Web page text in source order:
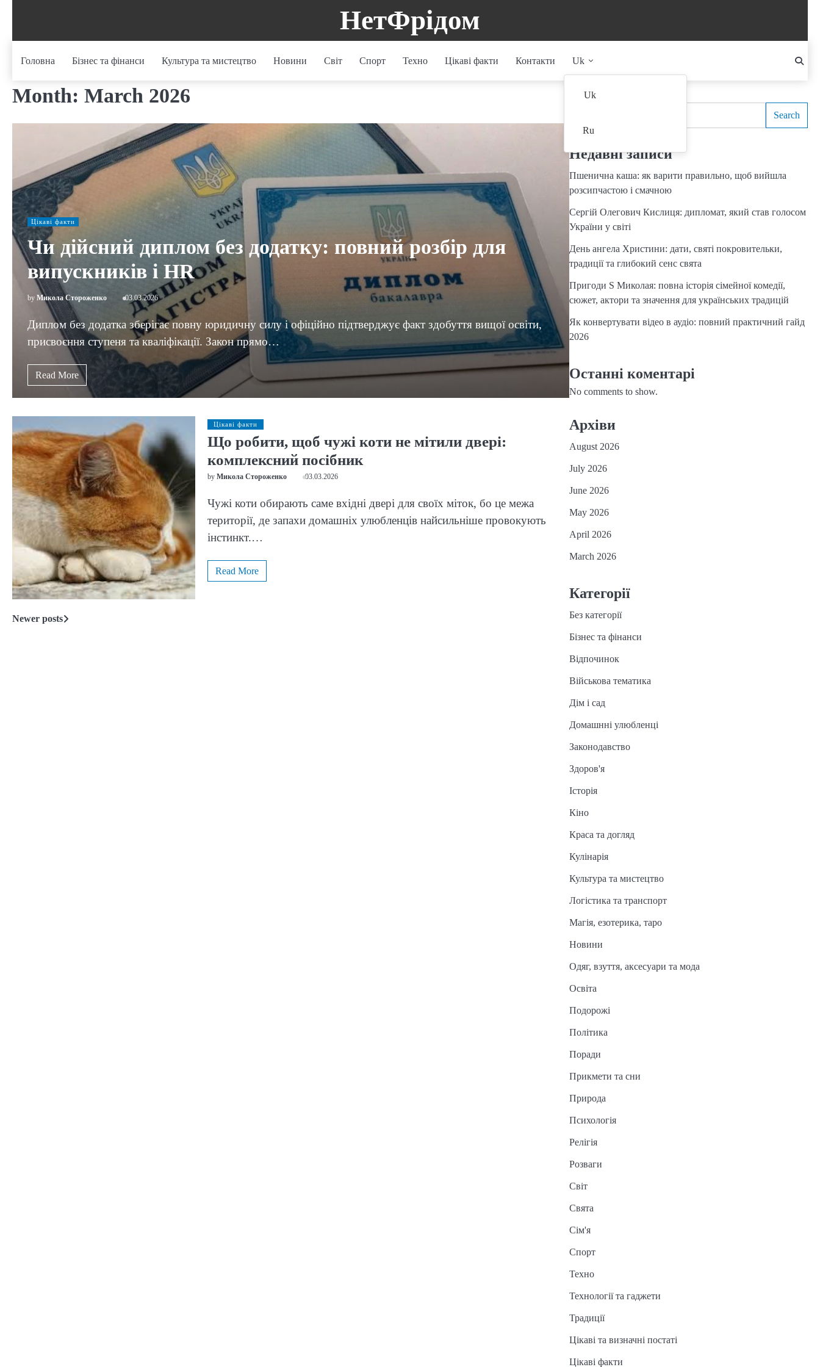
НетФрідом
Головна Бізнес та фінанси Культура та мистецтво Новини Світ Спорт Техно Цікаві факти Контакти Uk
Uk
Ru
Month: March 2026
Цікаві факти
Чи дійсний диплом без додатку: повний розбір для
випускників і HR
by Микола Стороженко 03.03.2026
Диплом без додатка зберігає повну юридичну силу і офіційно підтверджує факт здобуття вищої освіти,
присвоєння ступеня та кваліфікації. Закон прямо…
Read More
Цікаві факти
Що робити, щоб чужі коти не мітили двері:
комплексний посібник
by Микола Стороженко 03.03.2026
Чужі коти обирають саме вхідні двері для своїх міток, бо це межа
території, де запахи домашніх улюбленців найсильніше провокують
інстинкт.…
Read More
Posts
Newer posts
Search
Недавні записи
Пшенична каша: як варити правильно, щоб вийшла
розсипчастою і смачною
Сергій Олегович Кислиця: дипломат, який став голосом
України у світі
День ангела Христини: дати, святі покровительки,
традиції та глибокий сенс свята
Пригоди S Миколая: повна історія сімейної комедії,
сюжет, актори та значення для українських традицій
Як конвертувати відео в аудіо: повний практичний гайд
2026
Останні коментарі
No comments to show.
Архіви
August 2026
July 2026
June 2026
May 2026
April 2026
March 2026
Категорії
Без категорії
Бізнес та фінанси
Відпочинок
Військова тематика
Дім і сад
Домашнні улюбленці
Законодавство
Здоров'я
Історія
Кіно
Краса та догляд
Кулінарія
Культура та мистецтво
Логістика та транспорт
Магія, езотерика, таро
Новини
Одяг, взуття, аксесуари та мода
Освіта
Подорожі
Політика
Поради
Прикмети та сни
Природа
Психологія
Релігія
Розваги
Світ
Свята
Сім'я
Спорт
Техно
Технології та гаджети
Традиції
Цікаві та визначні постаті
Цікаві факти